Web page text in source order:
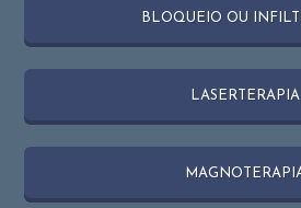
BLOQUEIO OU
LASERTERAPIA